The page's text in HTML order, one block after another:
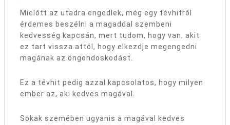
Mielőtt az utadra engedlek, még egy tévhitről
érdemes beszélni a magaddal szembeni
kedvesség kapcsán, mert tudom, hogy van, akit
ez tart vissza attól, hogy elkezdje megengedni
magának az öngondoskodást.
Ez a tévhit pedig azzal kapcsolatos, hogy milyen
ember az, aki kedves magával.
Sokak szemében ugyanis a magával kedves